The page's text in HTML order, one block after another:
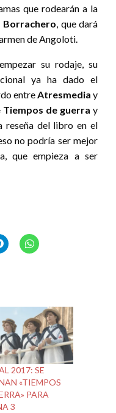
que rodearán a la
Borrachero, que dará
de Angoloti.
su rodaje, su
ya ha dado el
entreAtresmedia y
Tiempos de guerray
reseña del libro en el
no podría ser mejor
que empieza a ser
2017: SE
«TIEMPOS
PARA
3